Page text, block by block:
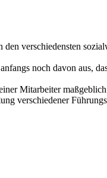
verschiedensten
noch davon aus,
Mitarbeiter
verschiedener